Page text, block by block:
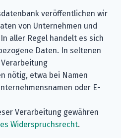
veröffentlichen wir
von Unternehmen und
aller Regel handelt es sich
Daten. In seltenen
nötig, etwa bei Namen
oder E-
Verarbeitung gewähren
Widerspruchsrecht.